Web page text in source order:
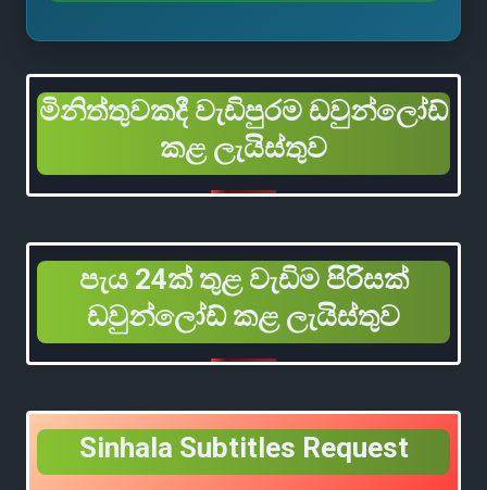
මිනිත්තුවකදී වැඩිපුරම ඩවුන්ලෝඩ්
කළ ලැයිස්තුව
පැය 24ක් තුළ වැඩිම පිරිසක්
ඩවුන්ලෝඩ් කළ ලැයිස්තුව
Sinhala Subtitles Request